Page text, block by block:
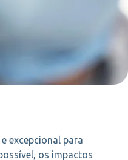
excepcional para
os impactos